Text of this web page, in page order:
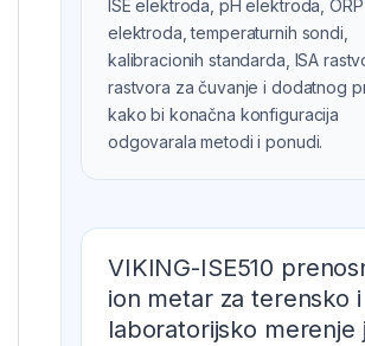
ISE elektroda, pH elektroda, ORP
elektroda, temperaturnih sondi,
kalibracionih standarda, ISA
rastvora za čuvanje i dodatnog
kako bi konačna konfiguracija
odgovarala metodi i ponudi.
VIKING-ISE510
ion metar za terensko i
laboratorijsko merenje